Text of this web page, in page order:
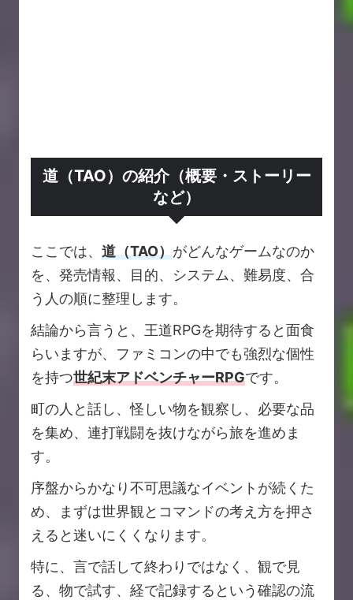
道（TAO）の紹介（概要・ストーリー
など）
ここでは、 道（TAO）がどんなゲームなのか
を、発売情報、目的、システム、難易度、合
う人の順に整理します。
結論から言うと、王道RPGを期待すると面食
らいますが、ファミコンの中でも強烈な個性
を持つ世紀末アドベンチャーRPGです。
町の人と話し、怪しい物を観察し、必要な品
を集め、連打戦闘を抜けながら旅を進めま
す。
序盤からかなり不可思議なイベントが続くた
め、まずは世界観とコマンドの考え方を押さ
えると迷いにくくなります。
特に、言で話して終わりではなく、観で見
る、物で試す、経で記録するという確認の流